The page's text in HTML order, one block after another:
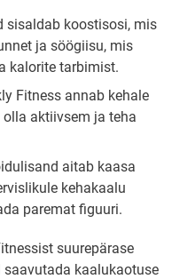
sisaldab koostisosi, mis
ja söögiisu, mis
kalorite tarbimist.
Fitness annab kehale
aktiivsem ja teha
aitab kaasa
kehakaalu
paremat figuuri.
suurepärase
saavutada kaalukaotuse